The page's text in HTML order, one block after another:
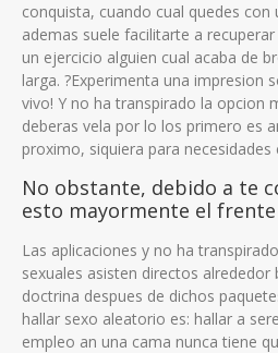
conquista, cuando cual quedes
ademas suele facilitarte a
un ejercicio alguien cual acaba de
larga. ?Experimenta una impresion
vivo! Y no ha transpirado la opcion
deberas vela por lo los primero es
proximo, siquiera para necesidades
No obstante, debido a te
esto mayormente el
Las aplicaciones y no ha
sexuales asisten directos alrededor
doctrina despues de dichos
hallar sexo aleatorio es: hallar a
empleo an una cama nunca tiene